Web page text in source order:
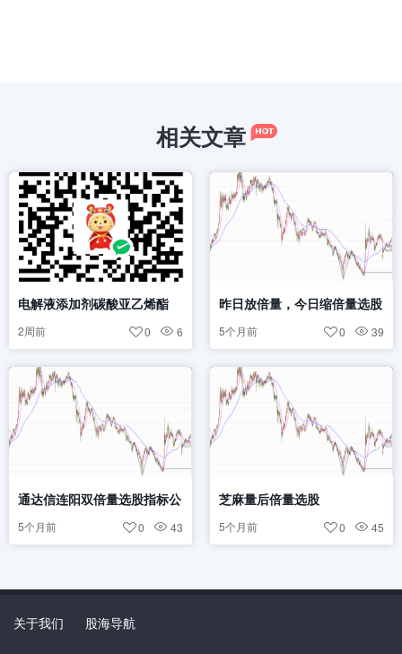
相关文章
电解液添加剂碳酸亚乙烯酯
（VC）概念股
2周前 6
0
昨日放倍量，今日缩倍量选股
公式
5个月前 39
0
通达信连阳双倍量选股指标公
式
5个月前 43
0
芝麻量后倍量选股
5个月前 45
0
关于我们 股海导航